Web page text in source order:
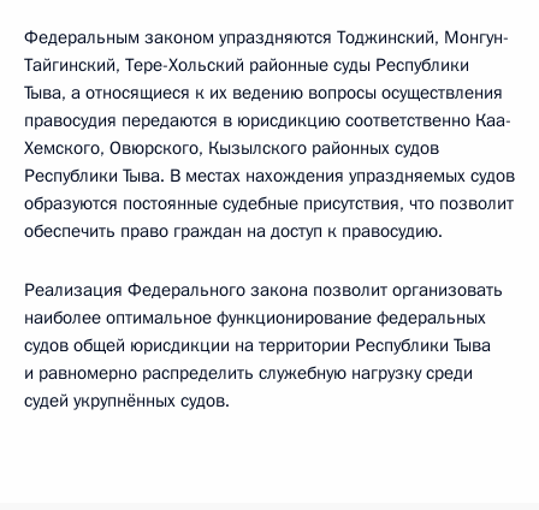
Федеральным законом упраздняются Тоджинский, Монгун-
Тайгинский, Тере-Хольский районные суды Республики
Тыва, а относящиеся к их ведению вопросы осуществления
правосудия передаются в юрисдикцию соответственно Каа-
Хемского, Овюрского, Кызылского районных судов
Республики Тыва. В местах нахождения упраздняемых судов
образуются постоянные судебные присутствия, что позволит
обеспечить право граждан на доступ к правосудию.
Реализация Федерального закона позволит организовать
наиболее оптимальное функционирование федеральных
судов общей юрисдикции на территории Республики Тыва
и равномерно распределить служебную нагрузку среди
судей укрупнённых судов.